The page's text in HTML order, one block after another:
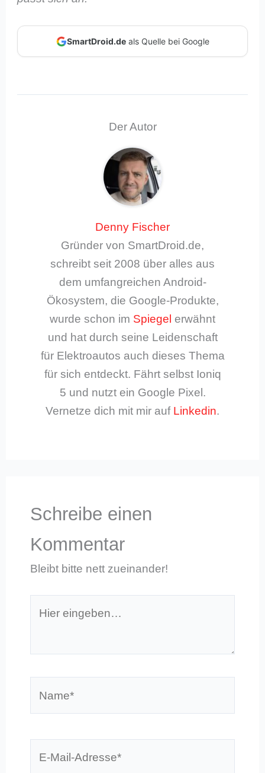
SmartDroid.deals Quelle bei Google
Der Autor
Denny Fischer
Gründer von SmartDroid.de,
schreibt seit 2008 über alles aus
dem umfangreichen Android-
Ökosystem, die Google-Produkte,
wurde schon im Spiegel erwähnt
und hat durch seine Leidenschaft
für Elektroautos auch dieses Thema
für sich entdeckt. Fährt selbst Ioniq
5 und nutzt ein Google Pixel.
Vernetze dich mit mir auf Linkedin.
Schreibe einen
Kommentar
Bleibt bitte nett zueinander!
eingeben…